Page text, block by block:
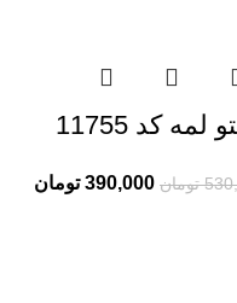
لمه کد 11755
تومان 390,000 تومان